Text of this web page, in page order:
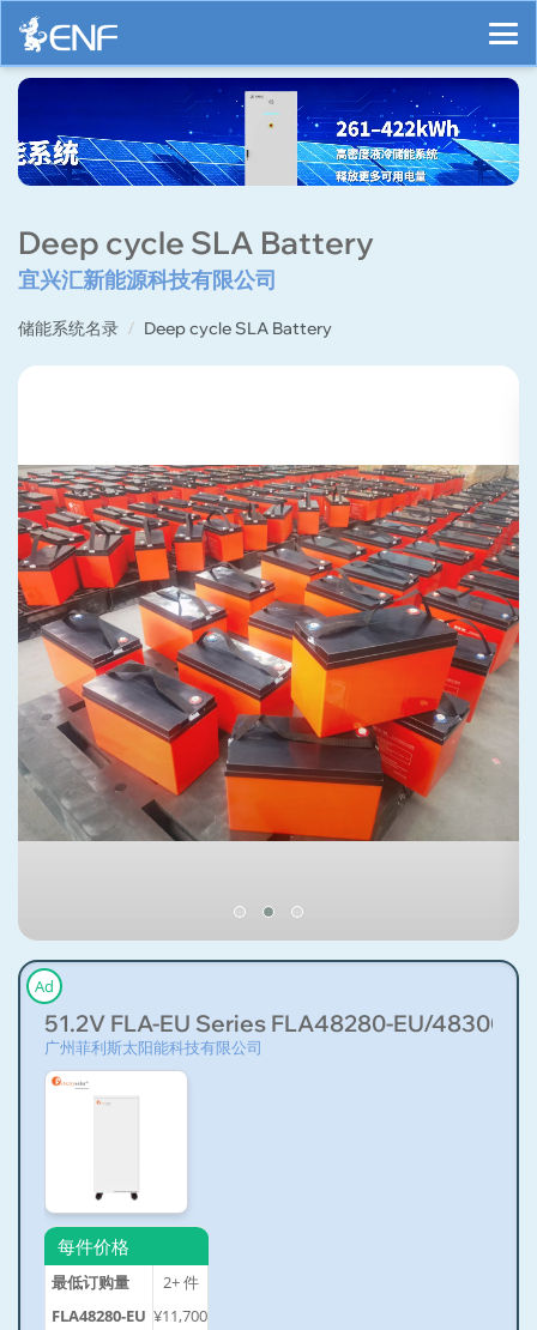
Deep cycle SLA Battery
宜兴汇新能源科技有限公司
储能系统名录 Deep cycle SLA Battery
Ad
51.2V FLA-EU Series FLA48280-EU/48300-
广州菲利斯太阳能科技有限公司
每件价格
最低订购量 2+件
FLA48280-EU ¥11,700